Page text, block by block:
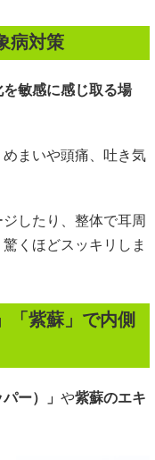
病対策
敏感に感じ取る場
まいや頭痛、吐き気
したり、整体で耳周
くほどスッキリしま
「紫蘇」で内側
ー）」 や紫蘇のエキ